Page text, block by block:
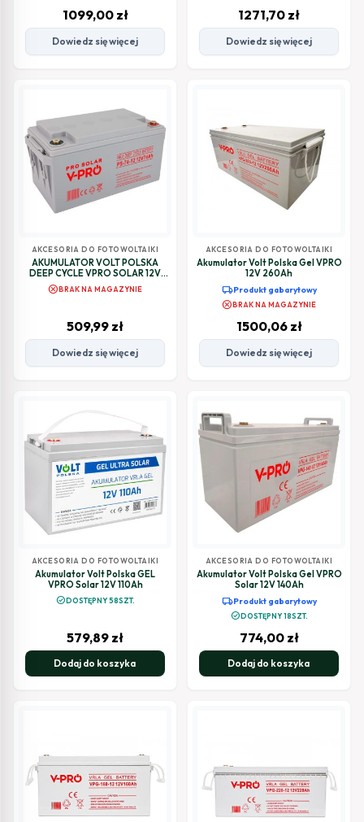
1099,00 zł
Dowiedz się więcej
1271,70 zł
Dowiedz się więcej
AKCESORIA DO FOTOWOLTAIKI
AKUMULATOR VOLT POLSKA
DEEP CYCLE VPRO SOLAR 12V
74Ah VRLA BEZOBSŁUGOWY
cancelBRAK NA MAGAZYNIE
509,99 zł
Dowiedz się więcej
AKCESORIA DO FOTOWOLTAIKI
Akumulator Volt Polska Gel VPRO
12V 260Ah
local_shippingProdukt gabarytowy
cancelBRAK NA MAGAZYNIE
1500,06 zł
Dowiedz się więcej
AKCESORIA DO FOTOWOLTAIKI
Akumulator Volt Polska GEL
VPRO Solar 12V 110Ah
check_circleDOSTĘPNY 58SZT.
579,89 zł
Dodaj do koszyka
AKCESORIA DO FOTOWOLTAIKI
Akumulator Volt Polska Gel VPRO
Solar 12V 140Ah
local_shippingProdukt gabarytowy
check_circleDOSTĘPNY 18SZT.
774,00 zł
Dodaj do koszyka